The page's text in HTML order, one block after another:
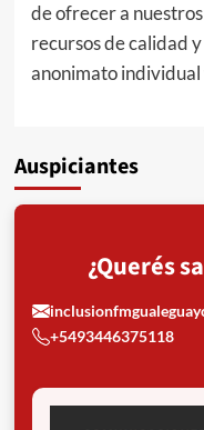
de ofrecer a
recursos de calidad
anonimato
Auspiciantes
¿Querés
+5493446375118